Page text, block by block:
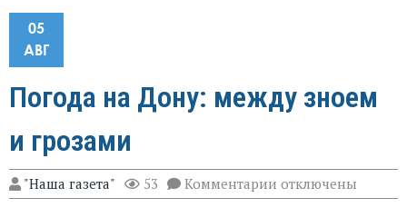
05
АВГ
Погода на Дону: между зноем
и грозами
"Наша газета" 53 Комментарии к
записи
отключены